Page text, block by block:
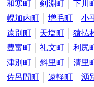
和寒町
剣淵町 下川
幌加内町
増毛町 小
遠別町
天塩町 猿払
豊富町
礼文町 利尻
津別町
斜里町 清里
佐呂間町
遠軽町 湧